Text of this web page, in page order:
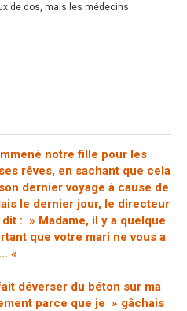
de dos, mais les médecins
notre fille pour les
rêves, en sachant que cela
dernier voyage à cause de
le dernier jour, le directeur
dit : » Madame, il y a quelque
que votre mari ne vous a
«
déverser du béton sur ma
parce que je » gâchais